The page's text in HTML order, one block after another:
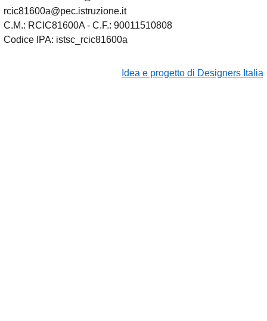
rcic81600a@pec.istruzione.it
C.M.: RCIC81600A - C.F.: 90011510808
Codice IPA: istsc_rcic81600a
Idea e progetto di Designers Italia